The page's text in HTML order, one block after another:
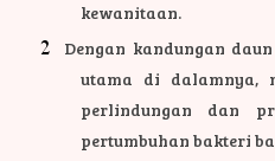
kewanitaan.
Dengan kandungan
utama di dalamnya,
perlindungan dan
pertumbuhan bakteri